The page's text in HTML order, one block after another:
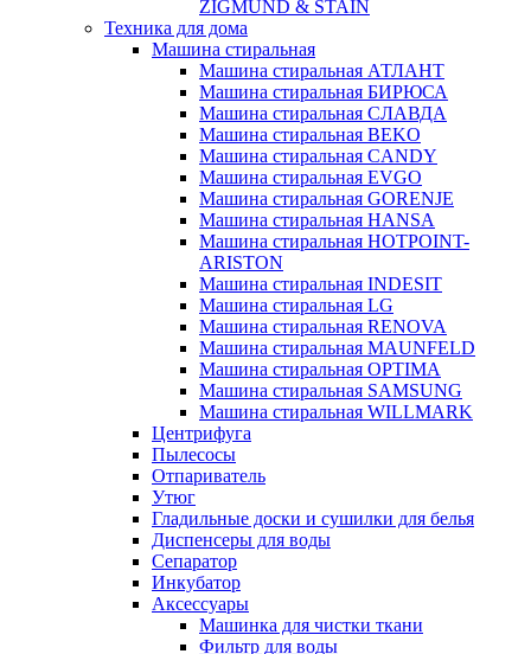
ZIGMUND & STAIN
Техника для дома
Машина стиральная
Машина стиральная АТЛАНТ
Машина стиральная БИРЮСА
Машина стиральная СЛАВДА
Машина стиральная BEKO
Машина стиральная CANDY
Машина стиральная EVGO
Машина стиральная GORENJE
Машина стиральная HANSA
Машина стиральная HOTPOINT-
ARISTON
Машина стиральная INDESIT
Машина стиральная LG
Машина стиральная RENOVA
Машина стиральная MAUNFELD
Машина стиральная OPTIMA
Машина стиральная SAMSUNG
Машина стиральная WILLMARK
Центрифуга
Пылесосы
Отпариватель
Утюг
Гладильные доски и сушилки для белья
Диспенсеры для воды
Сепаратор
Инкубатор
Аксессуары
Машинка для чистки ткани
Фильтр для воды